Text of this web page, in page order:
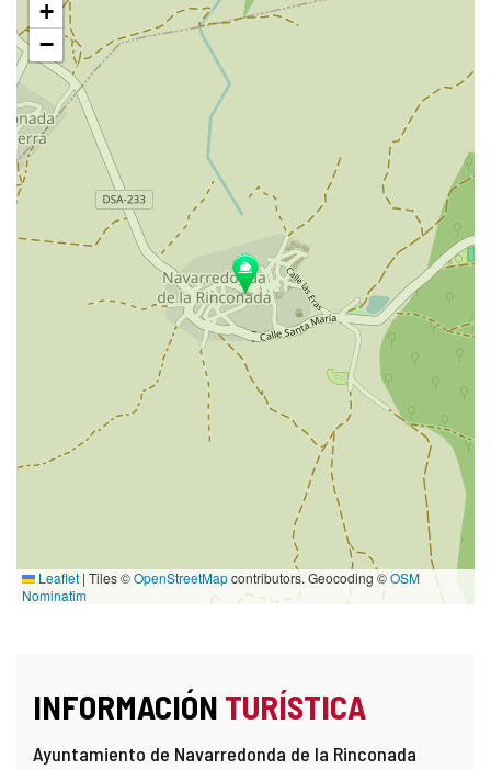
mapa
+
−
Leaflet | Tiles ©OpenStreetMapcontributors. Geocoding ©OSM
Nominatim
INFORMACIÓN TURÍSTICA
Ayuntamiento de Navarredonda de la Rinconada